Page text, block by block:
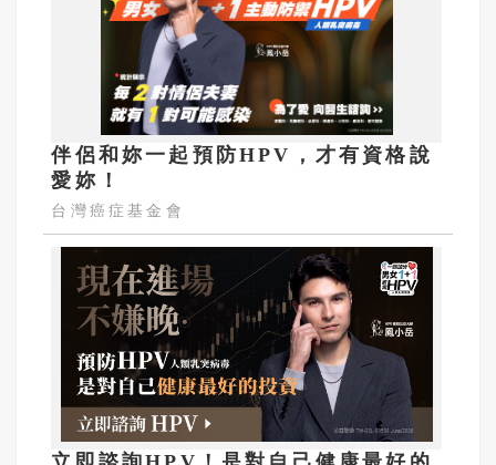
伴侶和妳一起預防HPV，才有資格說
愛妳！
台灣癌症基金會